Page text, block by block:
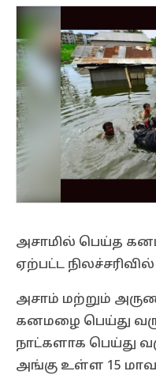
அசாமில் பெய்த
ஏற்பட்ட
அசாம் மற்றும்
கனமழை பெய்து
நாட்களாக பெய்து
அங்கு உள்ள 15